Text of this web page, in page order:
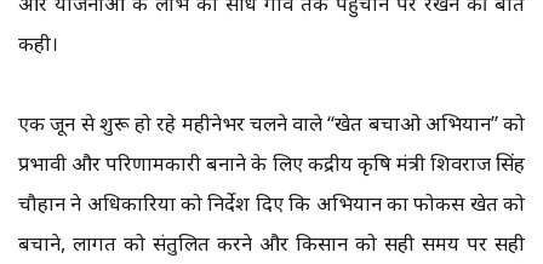
कही।
एक जून से शुरू हो रहे महीनेभर चलने वाले “खेत बचाओ अभियान” को
प्रभावी और परिणामकारी बनाने के लिए केंद्रीय कृषि मंत्री शिवराज सिंह
चौहान ने अधिकारियों को निर्देश दिए कि अभियान का फोकस खेत को
बचाने, लागत को संतुलित करने और किसान को सही समय पर सही